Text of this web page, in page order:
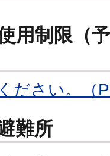
用制限（
ださい。（
難所